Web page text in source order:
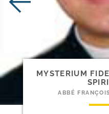
MYSTERIUM
ABBÉ